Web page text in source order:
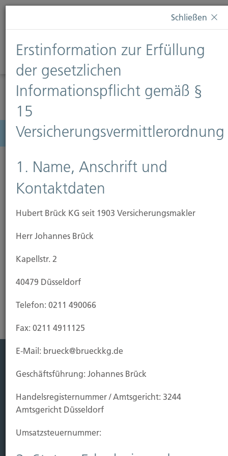
Diese Webseite verwendet Cookies. Wenn Sie weiterhin
Informationen finden Sie auf unserer SeiteDatenschutz
Diese Nachricht nicht erneut anzeigen
Menü
Riester-Rente
Leistung
Vorsorgen
Sichern
Schließen
Erstinformation zur Erfüllung
der gesetzlichen
Informationspflicht gemäß §
15
Versicherungsvermittlerordnung
1. Name, Anschrift und
Kontaktdaten
Hubert Brück KG seit 1903 Versicherungsmakler
Herr Johannes Brück
Kapellstr. 2
40479 Düsseldorf
Telefon: 0211 490066
Fax: 0211 4911125
E-Mail: brueck@brueckkg.de
Geschäftsführung: Johannes Brück
Handels­registernummer / Amtsgericht: 3244
Amtsgericht Düsseldorf
Umsatzsteuer­nummer: